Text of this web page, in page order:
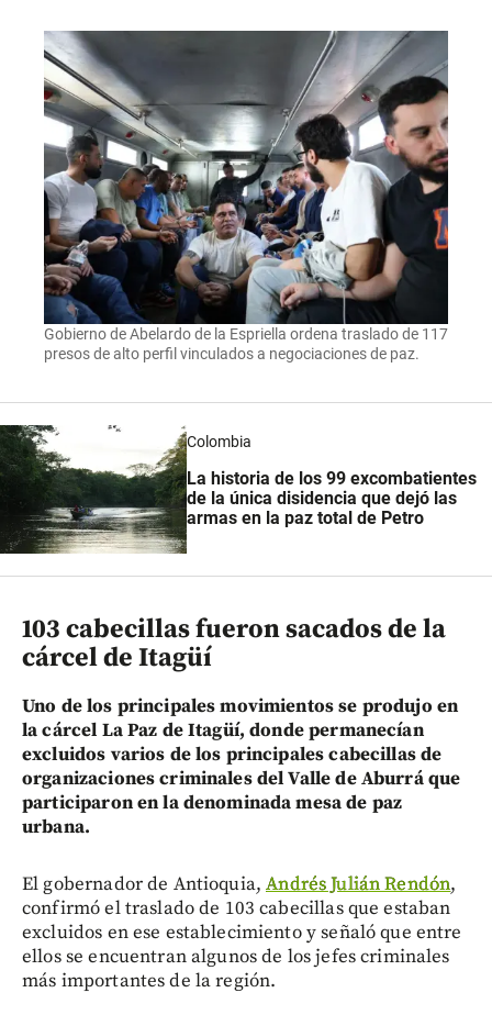
Gobierno de Abelardo de la Espriella ordena traslado de 117
presos de alto perfil vinculados a negociaciones de paz.
Colombia
La historia de los 99 excombatientes
de la única disidencia que dejó las
armas en la paz total de Petro
103 cabecillas fueron sacados de la
cárcel de Itagüí
Uno de los principales movimientos se produjo en
la cárcel La Paz de Itagüí, donde permanecían
excluidos varios de los principales cabecillas de
organizaciones criminales del Valle de Aburrá que
participaron en la denominada mesa de paz
urbana.
El gobernador de Antioquia,Andrés Julián Rendón,
confirmó el traslado de 103 cabecillas que estaban
excluidos en ese establecimiento y señaló que entre
ellos se encuentran algunos de los jefes criminales
más importantes de la región.